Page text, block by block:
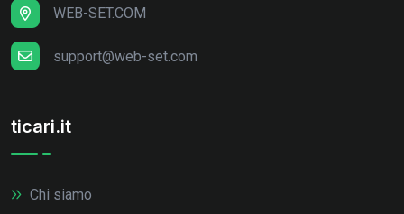
WEB-SET.COM
support@web-set.com
ticari.it
Chi siamo